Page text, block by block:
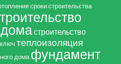
сроки строительства
домастроительство
теплоизоляция
дома фундамент